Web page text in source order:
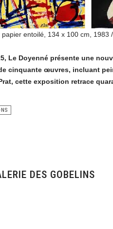
papier entoilé, 134 x 100 cm, 1983
Le Doyenné présente une
cinquante œuvres, incluant
cette exposition retrace
DES GOBELINS